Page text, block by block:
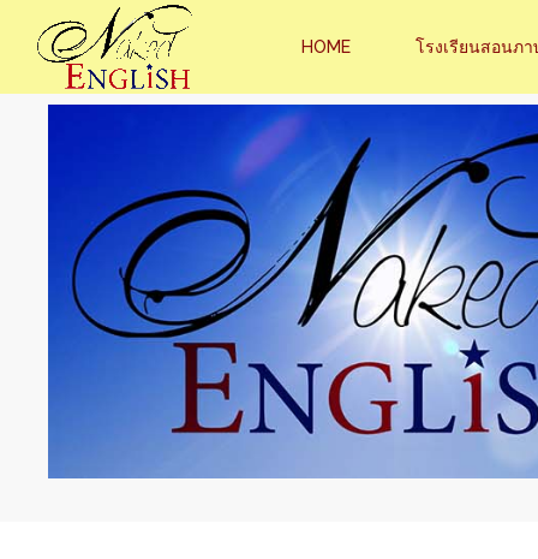
HOME โรงเรียนสอนภา